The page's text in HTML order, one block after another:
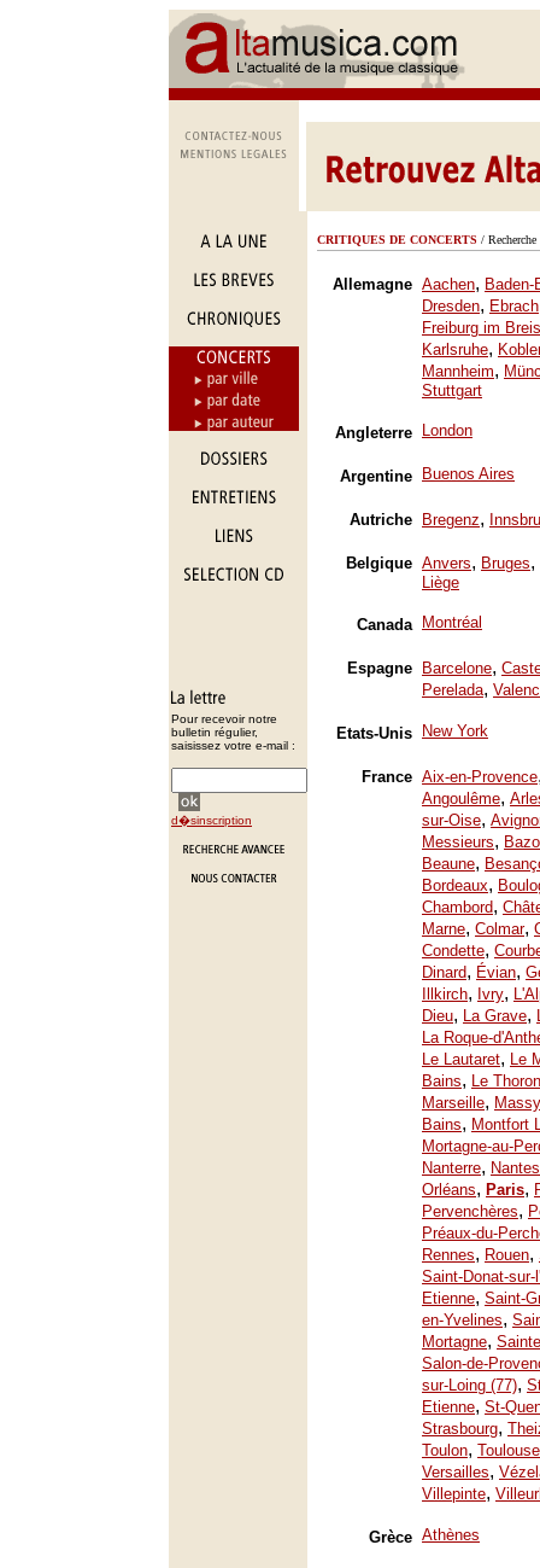
Pour recevoir notre
bulletin régulier,
saisissez votre e-mail :
d�sinscription
CRITIQUES DE CONCERTS /
Allemagne Aachen, Baden-
Dresden, Ebrach
Freiburg im
Karlsruhe,
Mannheim,
Stuttgart
Angleterre London
Argentine Buenos Aires
Autriche Bregenz,
Belgique Anvers, Bruges,
Liège
Canada Montréal
Espagne Barcelone,
Perelada,
Etats-Unis New York
France Aix-en-Provence
Angoulême,
sur-Oise,
Messieurs,
Beaune,
Bordeaux,
Chambord,
Marne, Colmar,
Condette,
Dinard, Évian,
Illkirch, Ivry,
Dieu, La Grave,
La Roque-
Le Lautaret, Le
Bains, Le
Marseille, Massy
Bains, Montfort
Mortagne-au-
Nanterre, Nantes
Orléans, Paris,
Pervenchères,
Préaux-du-
Rennes, Rouen,
Saint-Donat-sur-
Etienne, Saint-
en-Yvelines,
Mortagne,
Salon-de-
sur-Loing (77),
Etienne, St-
Strasbourg,
Toulon, Toulouse
Versailles,
Villepinte,
Grèce Athènes